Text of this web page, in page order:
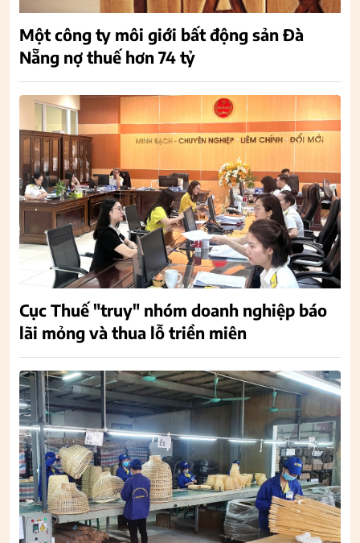
Một công ty môi giới bất động sản Đà
Nẵng nợ thuế hơn 74 tỷ
Cục Thuế "truy" nhóm doanh nghiệp báo
lãi mỏng và thua lỗ triền miên